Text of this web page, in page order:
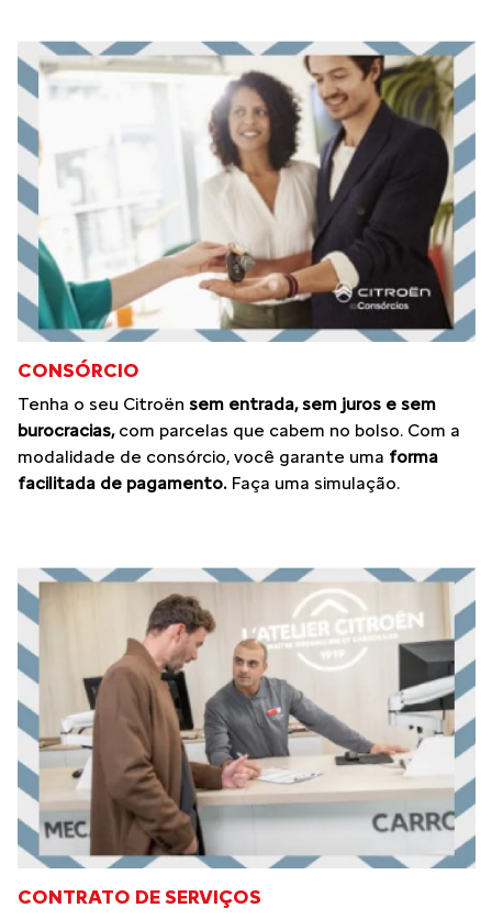
CONSÓRCIO
Tenha o seu Citroën sem entrada, sem juros e sem
burocracias,com parcelas que cabem no bolso. Com a
modalidade de consórcio, você garante uma forma
facilitada de pagamento.Faça uma simulação.
CONTRATO DE SERVIÇOS